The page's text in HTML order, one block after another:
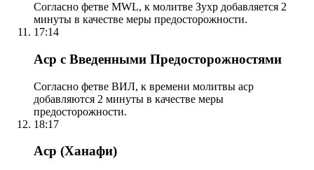
Согласно фетве MWL, к молитве Зухр добавляется 2
минуты в качестве меры предосторожности.
17:14
Аср с Введенными Предосторожностями
Согласно фетве ВИЛ, к времени молитвы аср
добавляются 2 минуты в качестве меры
предосторожности.
18:17
Аср (Ханафи)